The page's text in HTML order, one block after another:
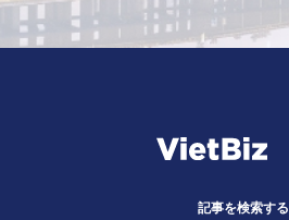
記事を検索する